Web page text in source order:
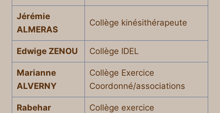
Jérémie
ALMERAS
Collège kinésithérapeute
Edwige ZENOU Collège IDEL
Marianne
ALVERNY
Collège Exercice
Coordonné/associations
Rabehar
Collège exercice